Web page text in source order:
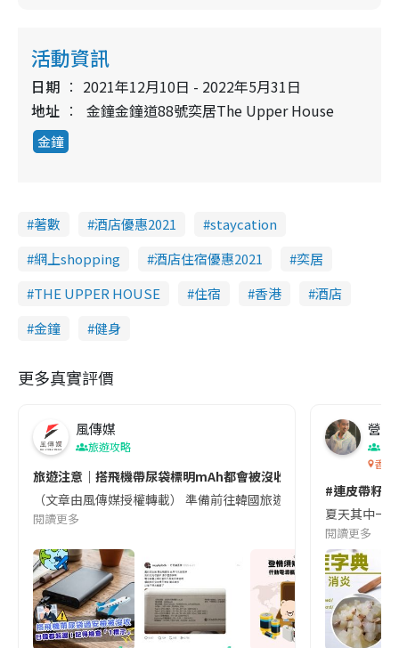
活動資訊
日期
2021年12月10日 - 2022年5月31日
地址
金鐘金鐘道88號奕居The Upper House
金鐘
著數 酒店優惠2021
staycation
網上shopping
酒店住宿優惠2021
奕居
THE UPPER HOUSE
住宿 香港
酒店
金鐘
健身
更多真實評價
風傳媒
旅遊攻略
旅遊注意｜搭飛機帶尿袋標明mAh都會被沒收😱出發前切記檢查
（文章由風傳媒授權轉載） 準備前往韓國旅遊的民眾，近期要
閱讀更多
營養
香港
#連皮帶籽
夏天其中一
閱讀更多